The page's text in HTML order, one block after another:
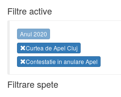
Filtre active
Anul 2020
Curtea de Apel Cluj
Contestatie in anulare Apel
Filtrare spete